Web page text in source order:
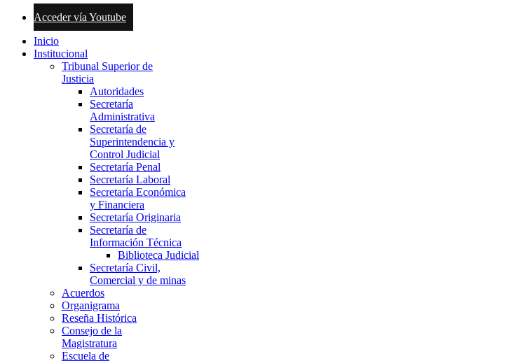
Acceder vía Youtube
Inicio
Institucional
Tribunal Superior de
Justicia
Autoridades
Secretaría
Administrativa
Secretaría de
Superintendencia y
Control Judicial
Secretaría Penal
Secretaría Laboral
Secretaría Económica
y Financiera
Secretaría Originaria
Secretaría de
Información Técnica
Biblioteca Judicial
Secretaría Civil,
Comercial y de minas
Acuerdos
Organigrama
Reseña Histórica
Consejo de la
Magistratura
Escuela de